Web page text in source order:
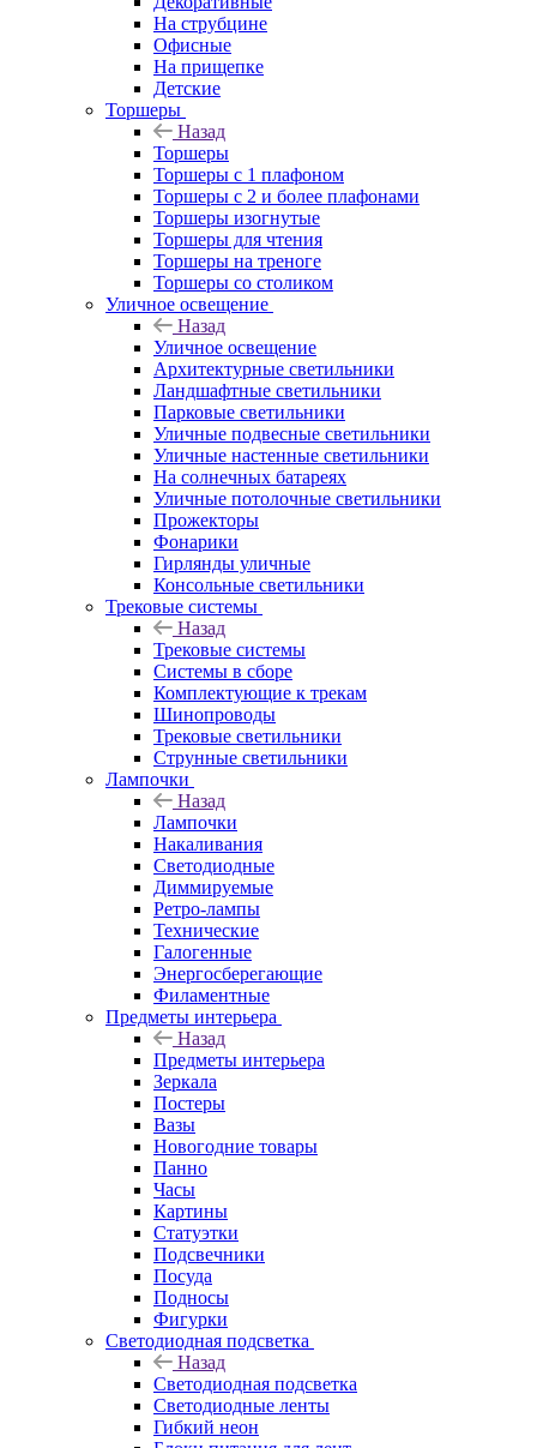
На струбцине
Офисные
На прищепке
Детские
Торшеры
Назад
Торшеры
Торшеры с 1 плафоном
Торшеры с 2 и более плафонами
Торшеры изогнутые
Торшеры для чтения
Торшеры на треноге
Торшеры со столиком
Уличное освещение
Назад
Уличное освещение
Архитектурные светильники
Ландшафтные светильники
Парковые светильники
Уличные подвесные светильники
Уличные настенные светильники
На солнечных батареях
Уличные потолочные светильники
Прожекторы
Фонарики
Гирлянды уличные
Консольные светильники
Трековые системы
Назад
Трековые системы
Системы в сборе
Комплектующие к трекам
Шинопроводы
Трековые светильники
Струнные светильники
Лампочки
Назад
Лампочки
Накаливания
Светодиодные
Диммируемые
Ретро-лампы
Технические
Галогенные
Энергосберегающие
Филаментные
Предметы интерьера
Назад
Предметы интерьера
Зеркала
Постеры
Вазы
Новогодние товары
Панно
Часы
Картины
Статуэтки
Подсвечники
Посуда
Подносы
Фигурки
Светодиодная подсветка
Назад
Светодиодная подсветка
Светодиодные ленты
Гибкий неон